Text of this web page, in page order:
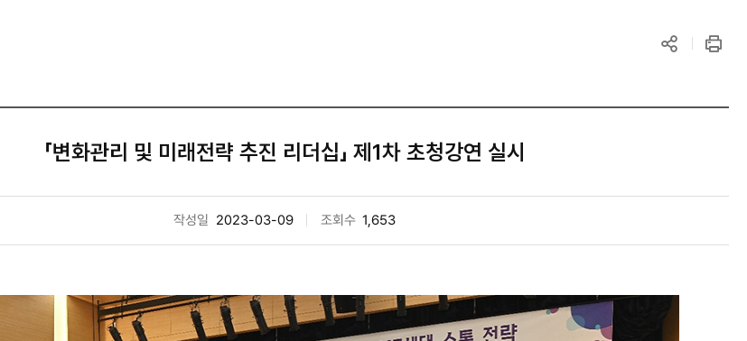
「변화관리 및 미래전략 추진 리더십」 제1차 초청강연 실시
작성일 2023-03-09 조회수 1,653